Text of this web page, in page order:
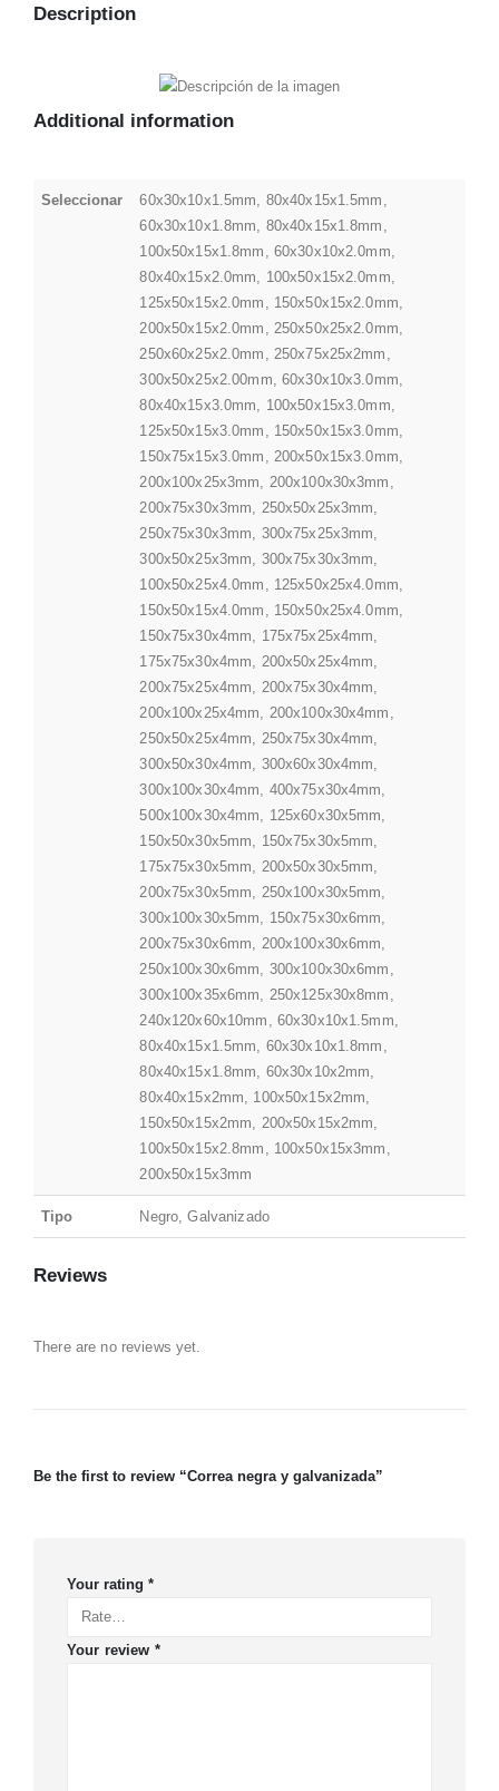
Description
Additional information
Seleccionar
60x30x10x1.5mm, 80x40x15x1.5mm,
60x30x10x1.8mm, 80x40x15x1.8mm,
100x50x15x1.8mm, 60x30x10x2.0mm,
80x40x15x2.0mm, 100x50x15x2.0mm,
125x50x15x2.0mm, 150x50x15x2.0mm,
200x50x15x2.0mm, 250x50x25x2.0mm,
250x60x25x2.0mm, 250x75x25x2mm,
300x50x25x2.00mm, 60x30x10x3.0mm,
80x40x15x3.0mm, 100x50x15x3.0mm,
125x50x15x3.0mm, 150x50x15x3.0mm,
150x75x15x3.0mm, 200x50x15x3.0mm,
200x100x25x3mm, 200x100x30x3mm,
200x75x30x3mm, 250x50x25x3mm,
250x75x30x3mm, 300x75x25x3mm,
300x50x25x3mm, 300x75x30x3mm,
100x50x25x4.0mm, 125x50x25x4.0mm,
150x50x15x4.0mm, 150x50x25x4.0mm,
150x75x30x4mm, 175x75x25x4mm,
175x75x30x4mm, 200x50x25x4mm,
200x75x25x4mm, 200x75x30x4mm,
200x100x25x4mm, 200x100x30x4mm,
250x50x25x4mm, 250x75x30x4mm,
300x50x30x4mm, 300x60x30x4mm,
300x100x30x4mm, 400x75x30x4mm,
500x100x30x4mm, 125x60x30x5mm,
150x50x30x5mm, 150x75x30x5mm,
175x75x30x5mm, 200x50x30x5mm,
200x75x30x5mm, 250x100x30x5mm,
300x100x30x5mm, 150x75x30x6mm,
200x75x30x6mm, 200x100x30x6mm,
250x100x30x6mm, 300x100x30x6mm,
300x100x35x6mm, 250x125x30x8mm,
240x120x60x10mm, 60x30x10x1.5mm,
80x40x15x1.5mm, 60x30x10x1.8mm,
80x40x15x1.8mm, 60x30x10x2mm,
80x40x15x2mm, 100x50x15x2mm,
150x50x15x2mm, 200x50x15x2mm,
100x50x15x2.8mm, 100x50x15x3mm,
200x50x15x3mm
Tipo Negro, Galvanizado
Reviews
There are no reviews yet.
Be the first to review “Correa negra y galvanizada”
Your rating *
Your review *